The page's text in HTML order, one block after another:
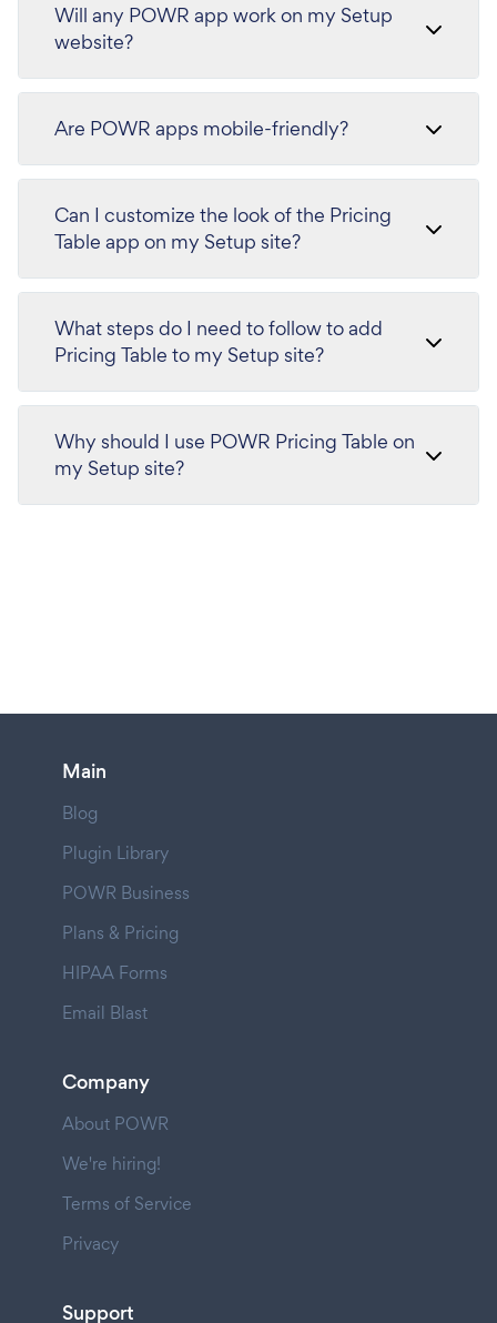
Will any POWR app work on my Setup
website?
Are POWR apps mobile-friendly?
Can I customize the look of the Pricing
Table app on my Setup site?
What steps do I need to follow to add
Pricing Table to my Setup site?
Why should I use POWR Pricing Table on
my Setup site?
Main
Blog
Plugin Library
POWR Business
Plans & Pricing
HIPAA Forms
Email Blast
Company
About POWR
We're hiring!
Terms of Service
Privacy
Support